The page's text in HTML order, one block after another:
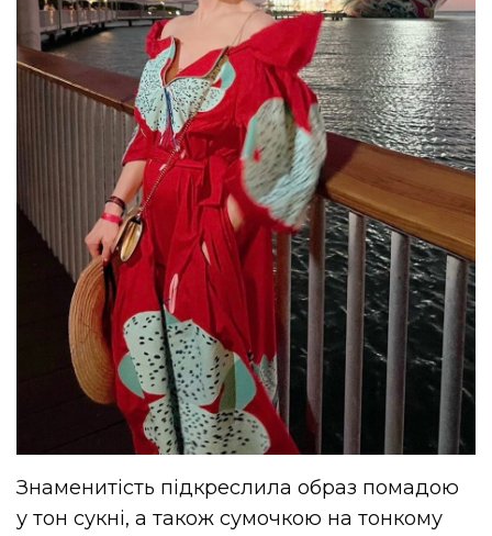
Знаменитість підкреслила образ помадою
у тон сукні, а також сумочкою на тонкому